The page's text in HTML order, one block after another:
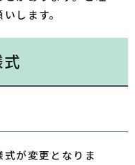
します。
が変更となりま